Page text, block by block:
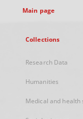
Main page
Collections
Research Data
Humanities
Medical and health